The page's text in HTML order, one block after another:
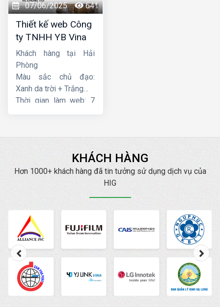
07/06/2025 641
Thiết kế web Công
ty TNHH YB Vina
Khách hàng tại Hải
Phòng
Màu sắc chủ đạo:
Xanh da trời + Trắng
Thời gian làm web: 7
KHÁCH HÀNG
Hơn 1000+ khách hàng đã tin tưởng sử dụng dịch vụ của
HIG